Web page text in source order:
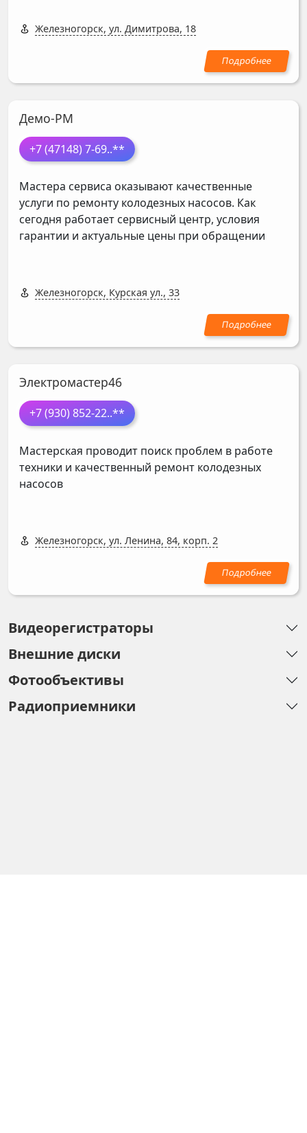
Железногорск, ул. Димитрова, 18
Демо-РМ
+7 (47148) 7-69..**
Мастера сервиса оказывают качественные
услуги по ремонту колодезных насосов. Как
сегодня работает сервисный центр, условия
гарантии и актуальные цены при обращении
Железногорск, Курская ул., 33
Электромастер46
+7 (930) 852-22..**
Мастерская проводит поиск проблем в работе
техники и качественный ремонт колодезных
насосов
Железногорск, ул. Ленина, 84, корп. 2
Видеорегистраторы
Внешние диски
Фотообъективы
Радиоприемники